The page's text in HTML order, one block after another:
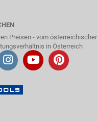
Preisen - vom
in Österreich